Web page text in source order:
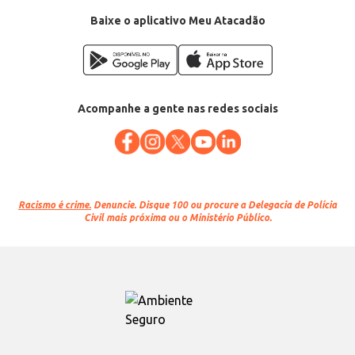
Baixe o aplicativo Meu Atacadão
Acompanhe a gente nas redes sociais
Racismo é crime. Denuncie. Disque 100 ou procure a Delegacia de Polícia
Civil mais próxima ou o Ministério Público.